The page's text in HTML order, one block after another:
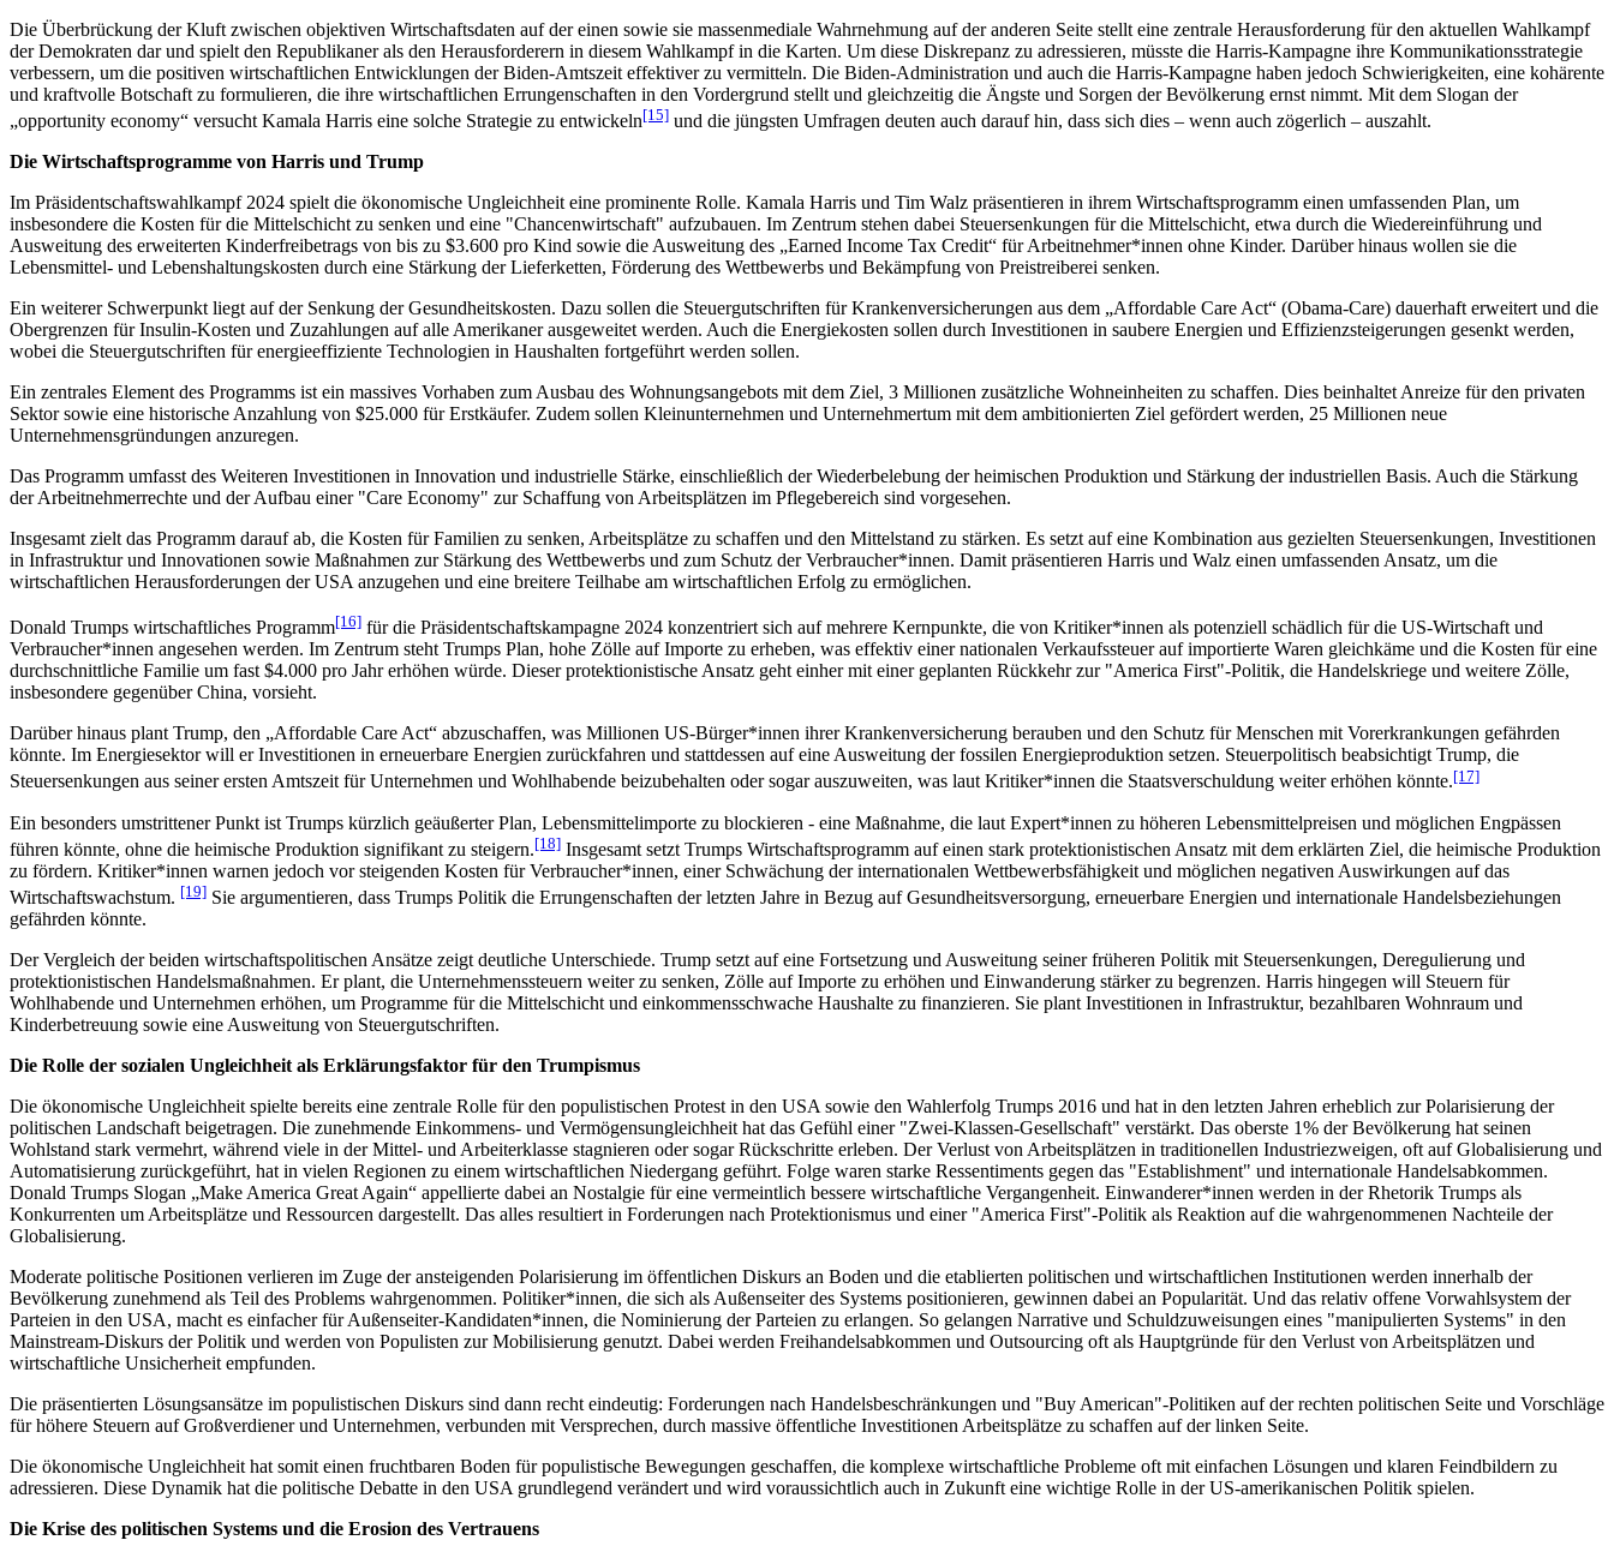
Die Überbrückung der Kluft zwischen objektiven Wirtschaftsdaten auf der einen sowie sie massenmediale Wahrnehmung auf der anderen Seite stellt eine zentrale Herausforderung für den aktuellen Wahlkampf
der Demokraten dar und spielt den Republikaner als den Herausforderern in diesem Wahlkampf in die Karten. Um diese Diskrepanz zu adressieren, müsste die Harris-Kampagne ihre Kommunikationsstrategie
verbessern, um die positiven wirtschaftlichen Entwicklungen der Biden-Amtszeit effektiver zu vermitteln. Die Biden-Administration und auch die Harris-Kampagne haben jedoch Schwierigkeiten, eine kohärente
und kraftvolle Botschaft zu formulieren, die ihre wirtschaftlichen Errungenschaften in den Vordergrund stellt und gleichzeitig die Ängste und Sorgen der Bevölkerung ernst nimmt. Mit dem Slogan der
„opportunity economy“ versucht Kamala Harris eine solche Strategie zu entwickeln[15] und die jüngsten Umfragen deuten auch darauf hin, dass sich dies – wenn auch zögerlich – auszahlt.
Die Wirtschaftsprogramme von Harris und Trump
Im Präsidentschaftswahlkampf 2024 spielt die ökonomische Ungleichheit eine prominente Rolle. Kamala Harris und Tim Walz präsentieren in ihrem Wirtschaftsprogramm einen umfassenden Plan, um
insbesondere die Kosten für die Mittelschicht zu senken und eine "Chancenwirtschaft" aufzubauen. Im Zentrum stehen dabei Steuersenkungen für die Mittelschicht, etwa durch die Wiedereinführung und
Ausweitung des erweiterten Kinderfreibetrags von bis zu $3.600 pro Kind sowie die Ausweitung des „Earned Income Tax Credit“ für Arbeitnehmer*innen ohne Kinder. Darüber hinaus wollen sie die
Lebensmittel- und Lebenshaltungskosten durch eine Stärkung der Lieferketten, Förderung des Wettbewerbs und Bekämpfung von Preistreiberei senken.
Ein weiterer Schwerpunkt liegt auf der Senkung der Gesundheitskosten. Dazu sollen die Steuergutschriften für Krankenversicherungen aus dem „Affordable Care Act“ (Obama-Care) dauerhaft erweitert und die
Obergrenzen für Insulin-Kosten und Zuzahlungen auf alle Amerikaner ausgeweitet werden. Auch die Energiekosten sollen durch Investitionen in saubere Energien und Effizienzsteigerungen gesenkt werden,
wobei die Steuergutschriften für energieeffiziente Technologien in Haushalten fortgeführt werden sollen.
Ein zentrales Element des Programms ist ein massives Vorhaben zum Ausbau des Wohnungsangebots mit dem Ziel, 3 Millionen zusätzliche Wohneinheiten zu schaffen. Dies beinhaltet Anreize für den privaten
Sektor sowie eine historische Anzahlung von $25.000 für Erstkäufer. Zudem sollen Kleinunternehmen und Unternehmertum mit dem ambitionierten Ziel gefördert werden, 25 Millionen neue
Unternehmensgründungen anzuregen.
Das Programm umfasst des Weiteren Investitionen in Innovation und industrielle Stärke, einschließlich der Wiederbelebung der heimischen Produktion und Stärkung der industriellen Basis. Auch die Stärkung
der Arbeitnehmerrechte und der Aufbau einer "Care Economy" zur Schaffung von Arbeitsplätzen im Pflegebereich sind vorgesehen.
Insgesamt zielt das Programm darauf ab, die Kosten für Familien zu senken, Arbeitsplätze zu schaffen und den Mittelstand zu stärken. Es setzt auf eine Kombination aus gezielten Steuersenkungen, Investitionen
in Infrastruktur und Innovationen sowie Maßnahmen zur Stärkung des Wettbewerbs und zum Schutz der Verbraucher*innen. Damit präsentieren Harris und Walz einen umfassenden Ansatz, um die
wirtschaftlichen Herausforderungen der USA anzugehen und eine breitere Teilhabe am wirtschaftlichen Erfolg zu ermöglichen.
Donald Trumps wirtschaftliches Programm[16] für die Präsidentschaftskampagne 2024 konzentriert sich auf mehrere Kernpunkte, die von Kritiker*innen als potenziell schädlich für die US-Wirtschaft und
Verbraucher*innen angesehen werden. Im Zentrum steht Trumps Plan, hohe Zölle auf Importe zu erheben, was effektiv einer nationalen Verkaufssteuer auf importierte Waren gleichkäme und die Kosten für eine
durchschnittliche Familie um fast $4.000 pro Jahr erhöhen würde. Dieser protektionistische Ansatz geht einher mit einer geplanten Rückkehr zur "America First"-Politik, die Handelskriege und weitere Zölle,
insbesondere gegenüber China, vorsieht.
Darüber hinaus plant Trump, den „Affordable Care Act“ abzuschaffen, was Millionen US-Bürger*innen ihrer Krankenversicherung berauben und den Schutz für Menschen mit Vorerkrankungen gefährden
könnte. Im Energiesektor will er Investitionen in erneuerbare Energien zurückfahren und stattdessen auf eine Ausweitung der fossilen Energieproduktion setzen. Steuerpolitisch beabsichtigt Trump, die
Steuersenkungen aus seiner ersten Amtszeit für Unternehmen und Wohlhabende beizubehalten oder sogar auszuweiten, was laut Kritiker*innen die Staatsverschuldung weiter erhöhen könnte.[17]
Ein besonders umstrittener Punkt ist Trumps kürzlich geäußerter Plan, Lebensmittelimporte zu blockieren - eine Maßnahme, die laut Expert*innen zu höheren Lebensmittelpreisen und möglichen Engpässen
führen könnte, ohne die heimische Produktion signifikant zu steigern.[18] Insgesamt setzt Trumps Wirtschaftsprogramm auf einen stark protektionistischen Ansatz mit dem erklärten Ziel, die heimische Produktion
zu fördern. Kritiker*innen warnen jedoch vor steigenden Kosten für Verbraucher*innen, einer Schwächung der internationalen Wettbewerbsfähigkeit und möglichen negativen Auswirkungen auf das
Wirtschaftswachstum. [19] Sie argumentieren, dass Trumps Politik die Errungenschaften der letzten Jahre in Bezug auf Gesundheitsversorgung, erneuerbare Energien und internationale Handelsbeziehungen
gefährden könnte.
Der Vergleich der beiden wirtschaftspolitischen Ansätze zeigt deutliche Unterschiede. Trump setzt auf eine Fortsetzung und Ausweitung seiner früheren Politik mit Steuersenkungen, Deregulierung und
protektionistischen Handelsmaßnahmen. Er plant, die Unternehmenssteuern weiter zu senken, Zölle auf Importe zu erhöhen und Einwanderung stärker zu begrenzen. Harris hingegen will Steuern für
Wohlhabende und Unternehmen erhöhen, um Programme für die Mittelschicht und einkommensschwache Haushalte zu finanzieren. Sie plant Investitionen in Infrastruktur, bezahlbaren Wohnraum und
Kinderbetreuung sowie eine Ausweitung von Steuergutschriften.
Die Rolle der sozialen Ungleichheit als Erklärungsfaktor für den Trumpismus
Die ökonomische Ungleichheit spielte bereits eine zentrale Rolle für den populistischen Protest in den USA sowie den Wahlerfolg Trumps 2016 und hat in den letzten Jahren erheblich zur Polarisierung der
politischen Landschaft beigetragen. Die zunehmende Einkommens- und Vermögensungleichheit hat das Gefühl einer "Zwei-Klassen-Gesellschaft" verstärkt. Das oberste 1% der Bevölkerung hat seinen
Wohlstand stark vermehrt, während viele in der Mittel- und Arbeiterklasse stagnieren oder sogar Rückschritte erleben. Der Verlust von Arbeitsplätzen in traditionellen Industriezweigen, oft auf Globalisierung und
Automatisierung zurückgeführt, hat in vielen Regionen zu einem wirtschaftlichen Niedergang geführt. Folge waren starke Ressentiments gegen das "Establishment" und internationale Handelsabkommen.
Donald Trumps Slogan „Make America Great Again“ appellierte dabei an Nostalgie für eine vermeintlich bessere wirtschaftliche Vergangenheit. Einwanderer*innen werden in der Rhetorik Trumps als
Konkurrenten um Arbeitsplätze und Ressourcen dargestellt. Das alles resultiert in Forderungen nach Protektionismus und einer "America First"-Politik als Reaktion auf die wahrgenommenen Nachteile der
Globalisierung.
Moderate politische Positionen verlieren im Zuge der ansteigenden Polarisierung im öffentlichen Diskurs an Boden und die etablierten politischen und wirtschaftlichen Institutionen werden innerhalb der
Bevölkerung zunehmend als Teil des Problems wahrgenommen. Politiker*innen, die sich als Außenseiter des Systems positionieren, gewinnen dabei an Popularität. Und das relativ offene Vorwahlsystem der
Parteien in den USA, macht es einfacher für Außenseiter-Kandidaten*innen, die Nominierung der Parteien zu erlangen. So gelangen Narrative und Schuldzuweisungen eines "manipulierten Systems" in den
Mainstream-Diskurs der Politik und werden von Populisten zur Mobilisierung genutzt. Dabei werden Freihandelsabkommen und Outsourcing oft als Hauptgründe für den Verlust von Arbeitsplätzen und
wirtschaftliche Unsicherheit empfunden.
Die präsentierten Lösungsansätze im populistischen Diskurs sind dann recht eindeutig: Forderungen nach Handelsbeschränkungen und "Buy American"-Politiken auf der rechten politischen Seite und Vorschläge
für höhere Steuern auf Großverdiener und Unternehmen, verbunden mit Versprechen, durch massive öffentliche Investitionen Arbeitsplätze zu schaffen auf der linken Seite.
Die ökonomische Ungleichheit hat somit einen fruchtbaren Boden für populistische Bewegungen geschaffen, die komplexe wirtschaftliche Probleme oft mit einfachen Lösungen und klaren Feindbildern zu
adressieren. Diese Dynamik hat die politische Debatte in den USA grundlegend verändert und wird voraussichtlich auch in Zukunft eine wichtige Rolle in der US-amerikanischen Politik spielen.
Die Krise des politischen Systems und die Erosion des Vertrauens